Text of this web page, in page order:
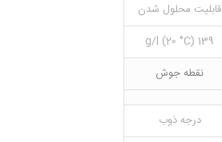
قابلیت محلول شدن
139 g/l (20 °C)
نقطه جوش
درجه ذوب